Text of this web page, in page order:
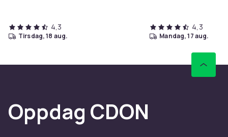
4,3
tirsdag, 18 aug.
4,3
mandag, 17 aug.
Oppdag CDON